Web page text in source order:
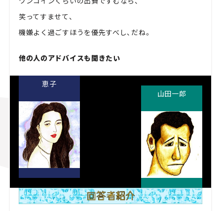
笑ってすませて、
機嫌よく過ごすほうを優先すべし、だね。
他の人のアドバイスも聞きたい
恵子
山田一郎